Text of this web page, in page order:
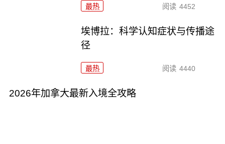
最热 阅读 4452
埃博拉：科学认知症状与传播途
径
最热 阅读 4440
2026年加拿大最新入境全攻略